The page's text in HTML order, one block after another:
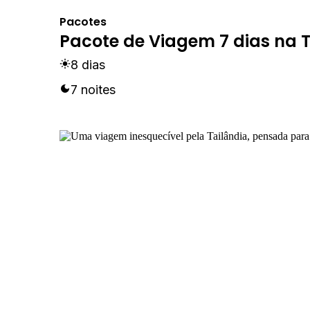
Pacotes
Pacote de Viagem 7 dias na
8 dias
7 noites